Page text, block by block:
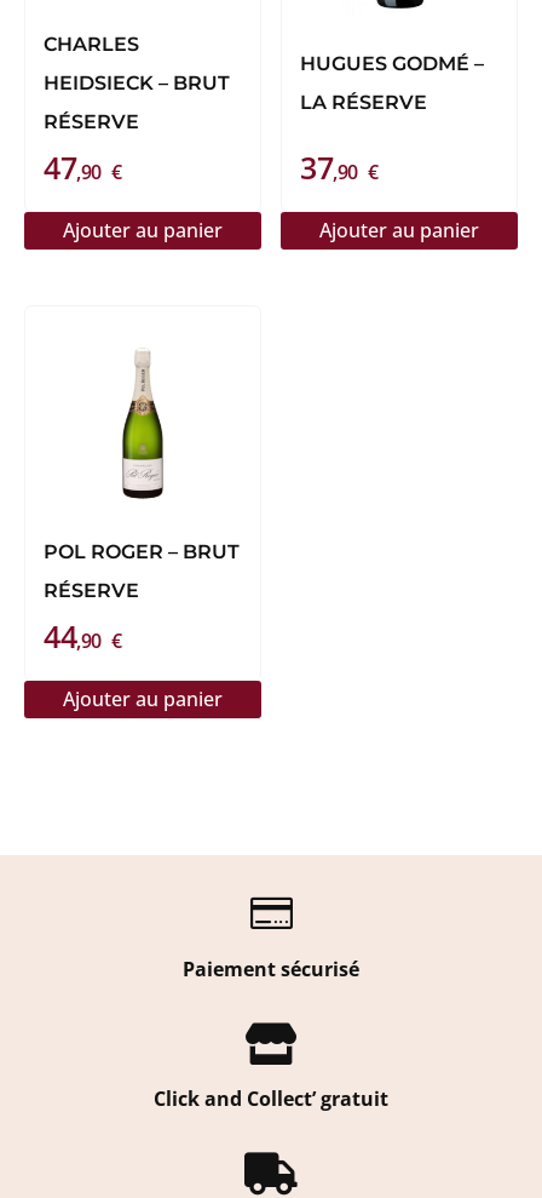
CHARLES
HEIDSIECK – BRUT
RÉSERVE
47,90 €
Ajouter au panier
HUGUES GODMÉ –
LA RÉSERVE
37,90 €
Ajouter au panier
POL ROGER – BRUT
RÉSERVE
44,90 €
Ajouter au panier

Paiement sécurisé

Click and Collect’ gratuit
